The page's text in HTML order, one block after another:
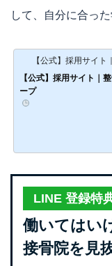
して、自分に合っ
【公式】採用サイ
【公式】採用サイト｜
ープ
LINE 登録特
働いてはい
接骨院を見